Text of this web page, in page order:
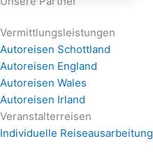
Vermittlungsleistungen
Autoreisen Schottland
Autoreisen England
Autoreisen Wales
Autoreisen Irland
Veranstalterreisen
Individuelle Reiseausarbeitung